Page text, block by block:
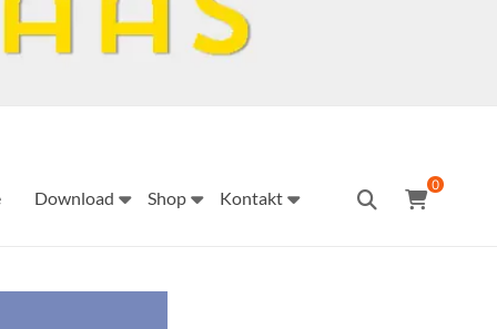
0
Download Shop Kontakt